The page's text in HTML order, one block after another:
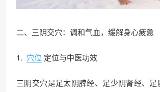
二、三阴交穴：调和气血，缓解身心疲惫​
1. 穴位 定位与中医功效​
三阴交穴是足太阴脾经、足少阴肾经、